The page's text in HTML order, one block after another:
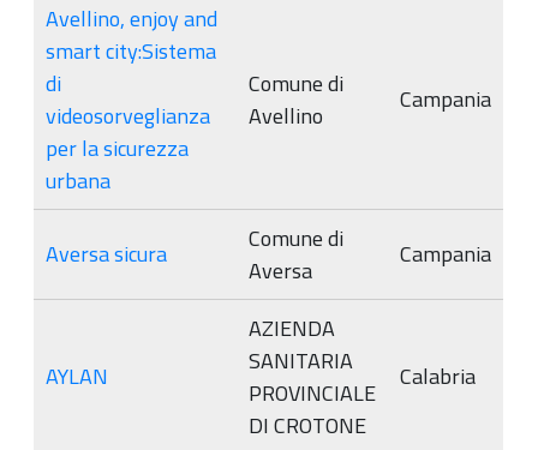
Avellino, enjoy and
smart city:Sistema
di
videosorveglianza
per la sicurezza
urbana
Comune di
Avellino
Campania
Aversa sicura
Comune di
Aversa
Campania
AYLAN
AZIENDA
SANITARIA
PROVINCIALE
DI CROTONE
Calabria